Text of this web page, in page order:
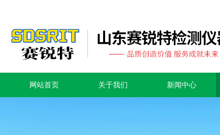
网站首页 关于我们 新闻中心